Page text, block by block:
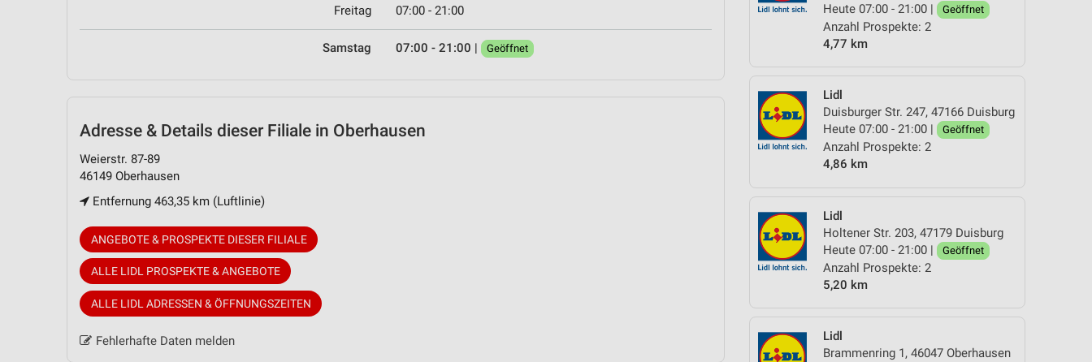
Heute 07:00 - 21:00 |
Geöffnet
Anzahl Prospekte: 2
4,77 km
Lidl
Duisburger Str. 247, 47166 Duisburg
Heute 07:00 - 21:00 |
Geöffnet
Anzahl Prospekte: 2
4,86 km
Lidl
Holtener Str. 203, 47179 Duisburg
Heute 07:00 - 21:00 |
Geöffnet
Anzahl Prospekte: 2
5,20 km
Lidl
Brammenring 1, 46047 Oberhausen
Freitag 07:00 - 21:00
Samstag 07:00 - 21:00 | Geöffnet
Adresse & Details dieser Filiale in Oberhausen
Weierstr. 87-89
46149 Oberhausen
Entfernung 463,35 km (Luftlinie)
ANGEBOTE & PROSPEKTE DIESER FILIALE
ALLE LIDL PROSPEKTE & ANGEBOTE
ALLE LIDL ADRESSEN & ÖFFNUNGSZEITEN
Fehlerhafte Daten melden